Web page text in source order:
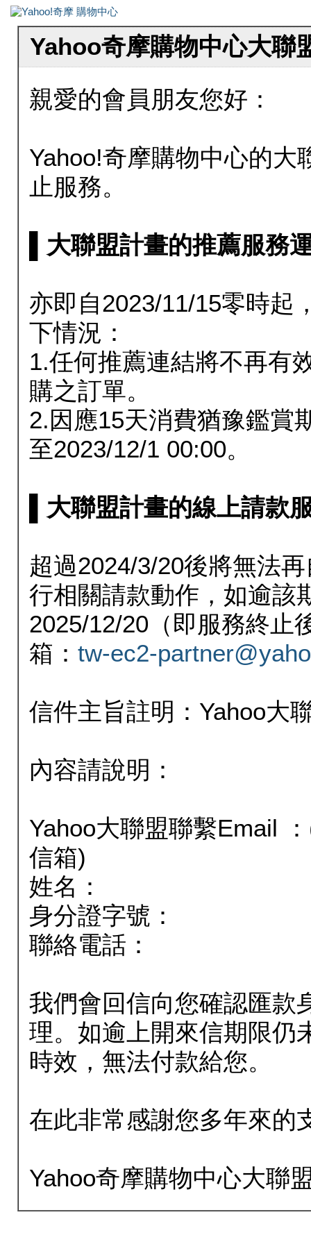
Yahoo奇摩購物中心大聯
親愛的會員朋友您好：
Yahoo!奇摩購物中心的大
止服務。
▌大聯盟計畫的推薦服務
亦即自2023/11/15零時起
下情況：
1.任何推薦連結將不再有
購之訂單。
2.因應15天消費猶豫鑑賞
至2023/12/1 00:00。
▌大聯盟計畫的線上請款
超過2024/3/20後將無法
行相關請款動作，如逾該
2025/12/20（即服務終止
箱： tw-ec2-
信件主旨註明：Yahoo大
內容請說明：
Yahoo大聯盟聯繫Email
信箱)
姓名：
身分證字號：
聯絡電話：
我們會回信向您確認匯款
理。如逾上開來信期限仍
時效，無法付款給您。
在此非常感謝您多年來的
Yahoo奇摩購物中心大